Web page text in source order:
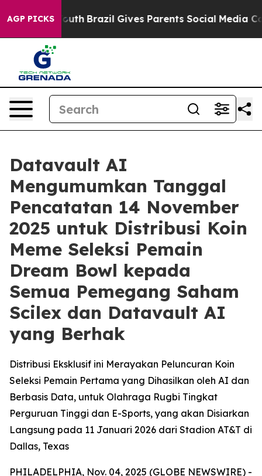
AGP PICKS
to Youth Brazil Gives Parents Social Media Controls
Datavault AI
Mengumumkan Tanggal
Pencatatan 14 November
2025 untuk Distribusi Koin
Meme Seleksi Pemain
Dream Bowl kepada
Semua Pemegang Saham
Scilex dan Datavault AI
yang Berhak
Distribusi Eksklusif ini Merayakan Peluncuran Koin
Seleksi Pemain Pertama yang Dihasilkan oleh AI dan
Berbasis Data, untuk Olahraga Rugbi Tingkat
Perguruan Tinggi dan E-Sports, yang akan Disiarkan
Langsung pada 11 Januari 2026 dari Stadion AT&T di
Dallas, Texas
PHILADELPHIA, Nov. 04, 2025 (GLOBE NEWSWIRE) -